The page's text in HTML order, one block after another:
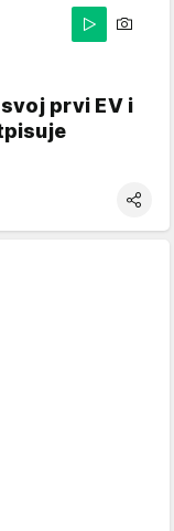
prvi EV i